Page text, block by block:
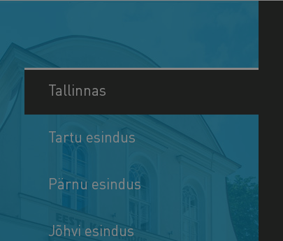
Tallinnas
Tartu esindus
Pärnu esindus
Jõhvi esindus